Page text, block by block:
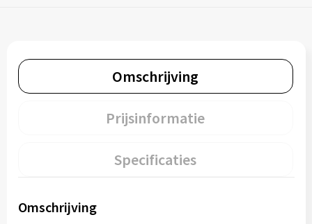
Omschrijving
Prijsinformatie
Specificaties
Omschrijving